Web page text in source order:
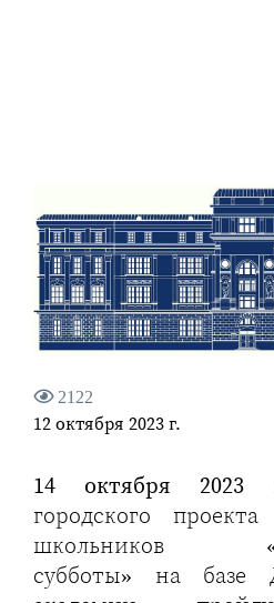
2122
12 октября 2023 г.
14 октября 2023
городского
школьников
субботы» на базе